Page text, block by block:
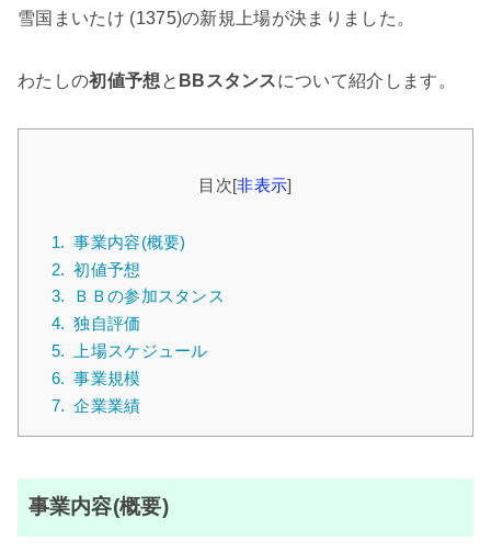
雪国まいたけ (1375)の新規上場が決まりました。
わたしの初値予想 と BBスタンスについて紹介します。
目次[非表示]
1. 事業内容(概要)
2. 初値予想
3.
ＢＢの参加スタンス
4. 独自評価
5.
上場スケジュール
6. 事業規模
7. 企業業績
事業内容(概要)